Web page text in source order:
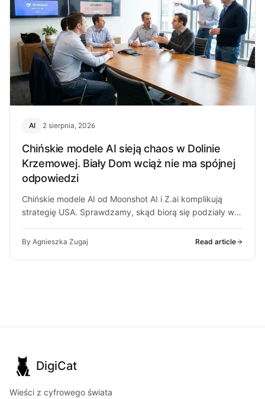
AI 2 sierpnia, 2026
Chińskie modele AI sieją chaos w Dolinie
Krzemowej. Biały Dom wciąż nie ma spójnej
odpowiedzi
Chińskie modele AI od Moonshot AI i Z.ai komplikują
strategię USA. Sprawdzamy, skąd biorą się podziały w
By Agnieszka Zugaj Read article
DigiCat
Wieści z cyfrowego świata